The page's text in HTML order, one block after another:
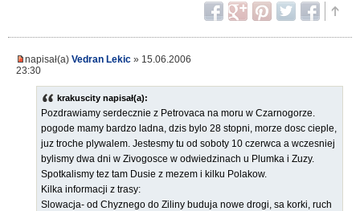
napisał(a) Vedran Lekic » 15.06.2006
23:30
krakuscity napisał(a):
Pozdrawiamy serdecznie z Petrovaca na moru w Czarnogorze.
pogode mamy bardzo ladna, dzis bylo 28 stopni, morze dosc cieple,
juz troche plywalem. Jestesmy tu od soboty 10 czerwca a wczesniej
bylismy dwa dni w Zivogosce w odwiedzinach u Plumka i Zuzy.
Spotkalismy tez tam Dusie z mezem i kilku Polakow.
Kilka informacji z trasy:
Slowacja- od Chyznego do Ziliny buduja nowe drogi, sa korki, ruch